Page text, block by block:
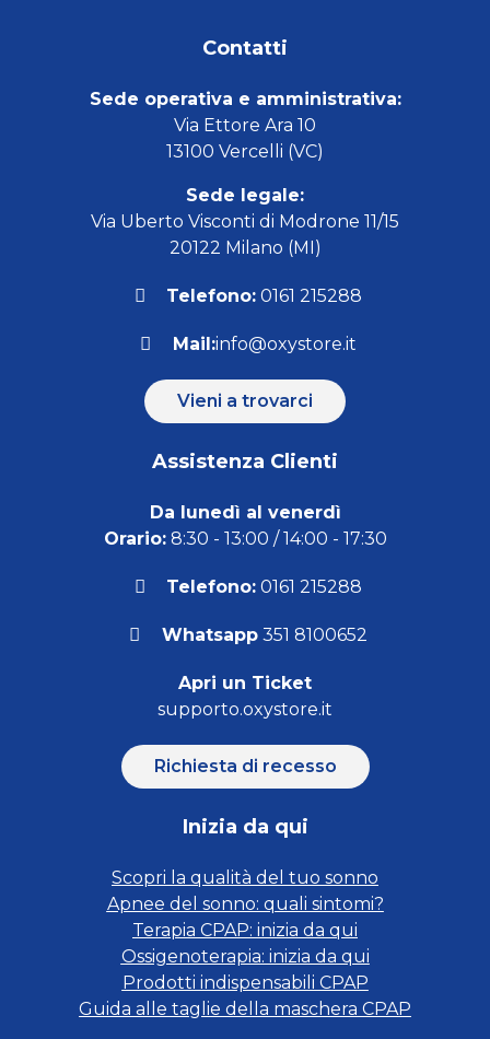
Contatti
Sede operativa e amministrativa:
Via Ettore Ara 10
13100 Vercelli (VC)
Sede legale:
Via Uberto Visconti di Modrone 11/15
20122 Milano (MI)
Telefono: 0161 215288
Mail:info@oxystore.it
Vieni a trovarci
Assistenza Clienti
Da lunedì al venerdì
Orario:8:30 - 13:00 / 14:00 - 17:30
Telefono: 0161 215288
Whatsapp351 8100652
Apri un Ticket
supporto.oxystore.it
Richiesta di recesso
Inizia da qui
Scopri la qualità del tuo sonno
Apnee del sonno: quali sintomi?
Terapia CPAP: inizia da qui
Ossigenoterapia: inizia da qui
Prodotti indispensabili CPAP
Guida alle taglie della maschera CPAP